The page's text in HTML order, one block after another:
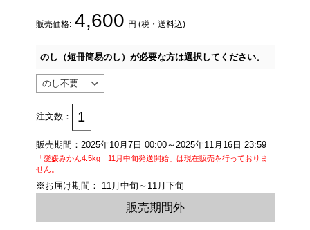
販売価格: 4,600 円 (税・送料込)
のし（短冊簡易のし）が必要な方は選択してください。
注文数：
販売期間：2025年10月7日 00:00～2025年11月16日 23:59
「愛媛みかん4.5kg 11月中旬発送開始」は現在販売を行っておりま
せん。
※お届け期間： 11月中旬～11月下旬
販売期間外